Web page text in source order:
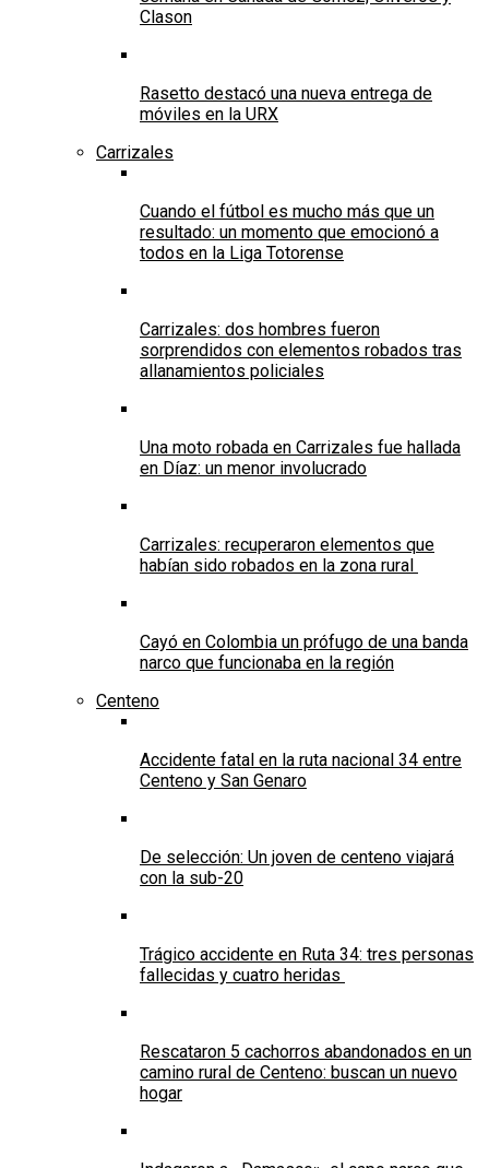
Clason
Rasetto destacó una nueva entrega de
móviles en la URX
Carrizales
Cuando el fútbol es mucho más que un
resultado: un momento que emocionó a
todos en la Liga Totorense
Carrizales: dos hombres fueron
sorprendidos con elementos robados tras
allanamientos policiales
Una moto robada en Carrizales fue hallada
en Díaz: un menor involucrado
Carrizales: recuperaron elementos que
habían sido robados en la zona rural
Cayó en Colombia un prófugo de una banda
narco que funcionaba en la región
Centeno
Accidente fatal en la ruta nacional 34 entre
Centeno y San Genaro
De selección: Un joven de centeno viajará
con la sub-20
Trágico accidente en Ruta 34: tres personas
fallecidas y cuatro heridas
Rescataron 5 cachorros abandonados en un
camino rural de Centeno: buscan un nuevo
hogar